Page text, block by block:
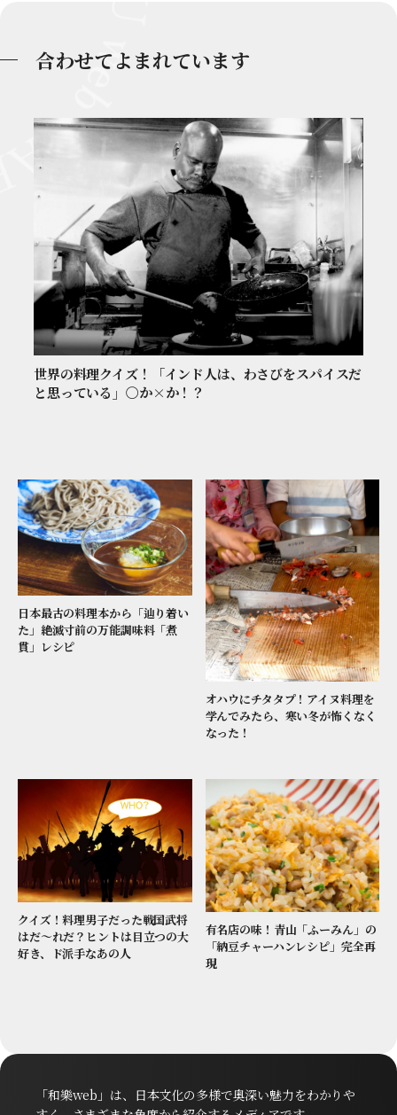
合わせてよまれています
世界の料理クイズ！「インド人は、わさびをスパイスだ
と思っている」〇か×か！？
日本最古の料理本から「辿り着い
た」絶滅寸前の万能調味料「煮
貫」レシピ
オハウにチタタプ！アイヌ料理を
学んでみたら、寒い冬が怖くなく
なった！
クイズ！料理男子だった戦国武将
はだ～れだ？ヒントは目立つの大
好き、ド派手なあの人
有名店の味！青山「ふーみん」の
「納豆チャーハンレシピ」完全再
現
「和樂web」は、日本文化の多様で奥深い魅力をわかりや